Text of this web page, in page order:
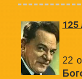
125
22